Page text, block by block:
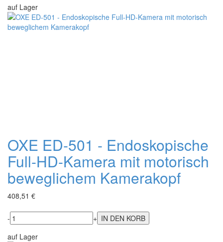
auf Lager
OXE ED-501 - Endoskopische
Full-HD-Kamera mit motorisch
beweglichem Kamerakopf
408,51 €
-
+
auf Lager